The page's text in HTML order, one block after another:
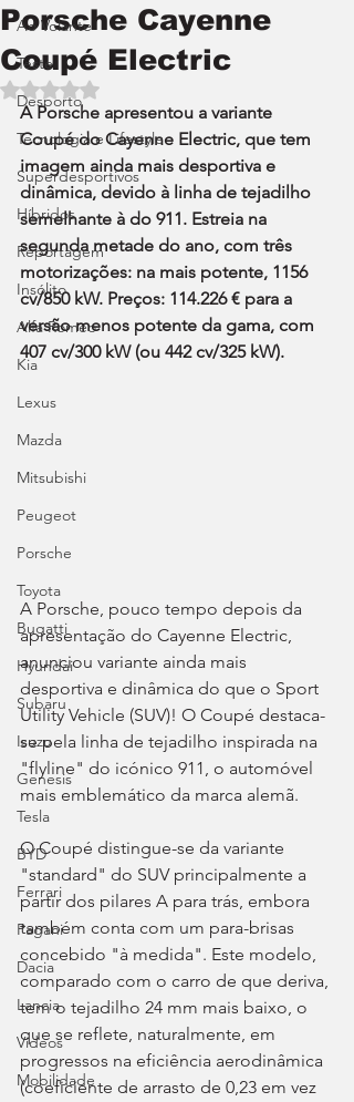
Ao Volante
Teste
Desporto
Tecnologia e Lifestyle
Superdesportivos
Híbridos
Reportagem
Insólito
Alfa Romeo
Kia
Lexus
Mazda
Mitsubishi
Peugeot
Porsche
Toyota
Bugatti
Hyundai
Subaru
Isuzu
Genesis
Tesla
BYD
Ferrari
Pagani
Dacia
Lancia
Videos
Mobilidade
Porsche Cayenne
Coupé Electric
Avaliado com NaN de 5 estrelas.
A Porsche apresentou a variante
Coupé do Cayenne Electric, que tem
imagem ainda mais desportiva e
dinâmica, devido à linha de tejadilho
semelhante à do 911. Estreia na
segunda metade do ano, com três
motorizações: na mais potente, 1156
cv/850 kW. Preços: 114.226 € para a
versão menos potente da gama, com
407 cv/300 kW (ou 442 cv/325 kW).
A Porsche, pouco tempo depois da
apresentação do Cayenne Electric,
anunciou variante ainda mais
desportiva e dinâmica do que o Sport
Utility Vehicle (SUV)! O Coupé destaca-
se pela linha de tejadilho inspirada na
"flyline" do icónico 911, o automóvel
mais emblemático da marca alemã.
O Coupé distingue-se da variante
"standard" do SUV principalmente a
partir dos pilares A para trás, embora
também conta com um para-brisas
concebido "à medida". Este modelo,
comparado com o carro de que deriva,
tem o tejadilho 24 mm mais baixo, o
que se reflete, naturalmente, em
progressos na eficiência aerodinâmica
(coeficiente de arrasto de 0,23 em vez